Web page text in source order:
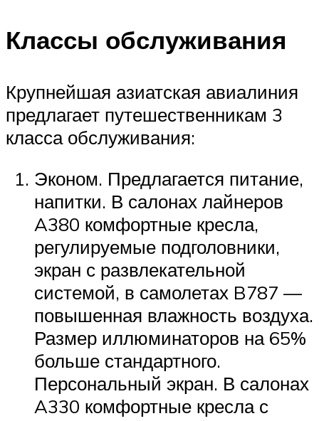
Классы обслуживания
Крупнейшая азиатская авиалиния
предлагает путешественникам 3
класса обслуживания:
Эконом. Предлагается питание,
напитки. В салонах лайнеров
A380 комфортные кресла,
регулируемые подголовники,
экран с развлекательной
системой, в самолетах B787 —
повышенная влажность воздуха.
Размер иллюминаторов на 65%
больше стандартного.
Персональный экран. В салонах
A330 комфортные кресла с